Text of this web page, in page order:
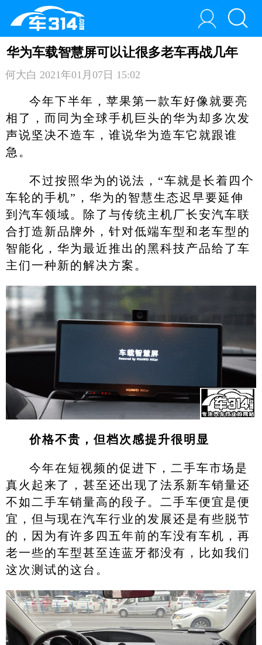
华为车载智慧屏可以让很多老车再战几年
何大白 2021年01月07日 15:02
今年下半年，苹果第一款车好像就要亮
相了，而同为全球手机巨头的华为却多次发
声说坚决不造车，谁说华为造车它就跟谁
急。
不过按照华为的说法，“车就是长着四个
车轮的手机”，华为的智慧生态迟早要延伸
到汽车领域。除了与传统主机厂长安汽车联
合打造新品牌外，针对低端车型和老车型的
智能化，华为最近推出的黑科技产品给了车
主们一种新的解决方案。
价格不贵，但档次感提升很明显
今年在短视频的促进下，二手车市场是
真火起来了，甚至还出现了法系新车销量还
不如二手车销量高的段子。二手车便宜是便
宜，但与现在汽车行业的发展还是有些脱节
的，因为有许多四五年前的车没有车机，再
老一些的车型甚至连蓝牙都没有，比如我们
这次测试的这台。